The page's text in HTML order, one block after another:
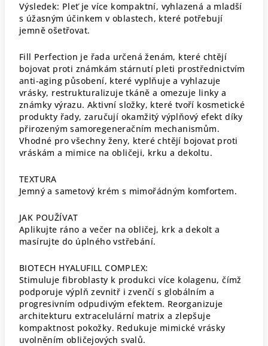
Výsledek: Pleť je více kompaktní, vyhlazená a mladší
s úžasným účinkem v oblastech, které potřebují
jemně ošetřovat.
Fill Perfection je řada určená ženám, které chtějí
bojovat proti známkám stárnutí pleti prostřednictvím
anti-aging působení, které vyplňuje a vyhlazuje
vrásky, restrukturalizuje tkáně a omezuje linky a
známky výrazu. Aktivní složky, které tvoří kosmetické
produkty řady, zaručují okamžitý výplňový efekt díky
přirozeným samoregeneračním mechanismům.
Vhodné pro všechny ženy, které chtějí bojovat proti
vráskám a mimice na obličeji, krku a dekoltu.
TEXTURA
Jemný a sametový krém s mimořádným komfortem.
JAK POUŽÍVAT
Aplikujte ráno a večer na obličej, krk a dekolt a
masírujte do úplného vstřebání.
BIOTECH HYALUFILL COMPLEX:
Stimuluje fibroblasty k produkci více kolagenu, čímž
podporuje výplň zevnitř i zvenčí s globálním a
progresivním odpudivým efektem. Reorganizuje
architekturu extracelulární matrix a zlepšuje
kompaktnost pokožky. Redukuje mimické vrásky
uvolněním obličejových svalů.